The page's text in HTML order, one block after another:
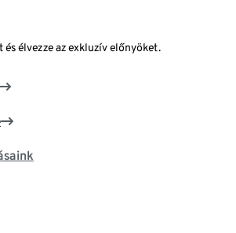
és élvezze az exkluzív előnyöket.